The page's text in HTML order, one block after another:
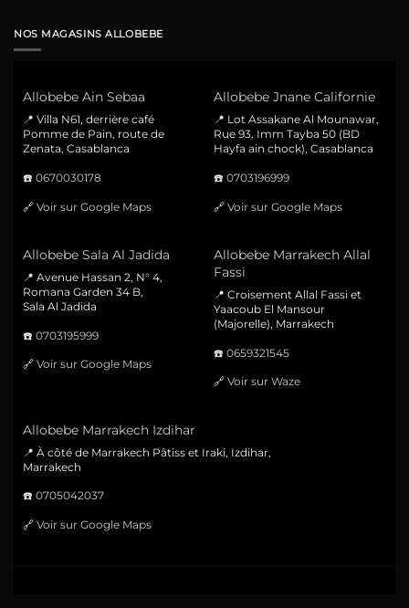
NOS MAGASINS ALLOBEBE
Allobebe Ain Sebaa
📍 Villa N61, derrière café
Pomme de Pain, route de
Zenata, Casablanca
☎️ 0670030178
🔗 Voir sur Google Maps
Allobebe Jnane Californie
📍 Lot Assakane Al Mounawar,
Rue 93, Imm Tayba 50 (BD
Hayfa ain chock), Casablanca
☎️ 0703196999
🔗 Voir sur Google Maps
Allobebe Sala Al Jadida
📍 Avenue Hassan 2, N° 4,
Romana Garden 34 B,
Sala Al Jadida
☎️ 0703195999
🔗 Voir sur Google Maps
Allobebe Marrakech Allal
Fassi
📍 Croisement Allal Fassi et
Yaacoub El Mansour
(Majorelle), Marrakech
☎️ 0659321545
🔗 Voir sur Waze
Allobebe Marrakech Izdihar
📍 À côté de Marrakech Pâtiss et Iraki, Izdihar,
Marrakech
☎️ 0705042037
🔗 Voir sur Google Maps